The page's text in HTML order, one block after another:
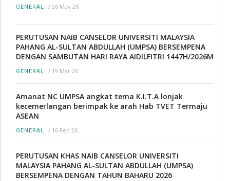
GENERAL / 26 May 26
PERUTUSAN NAIB CANSELOR UNIVERSITI MALAYSIA
PAHANG AL-SULTAN ABDULLAH (UMPSA) BERSEMPENA
DENGAN SAMBUTAN HARI RAYA AIDILFITRI 1447H/2026M
GENERAL / 19 Mar 26
Amanat NC UMPSA angkat tema K.I.T.A lonjak
kecemerlangan berimpak ke arah Hab TVET Termaju
ASEAN
GENERAL / 16 Feb 26
PERUTUSAN KHAS NAIB CANSELOR UNIVERSITI
MALAYSIA PAHANG AL-SULTAN ABDULLAH (UMPSA)
BERSEMPENA DENGAN TAHUN BAHARU 2026